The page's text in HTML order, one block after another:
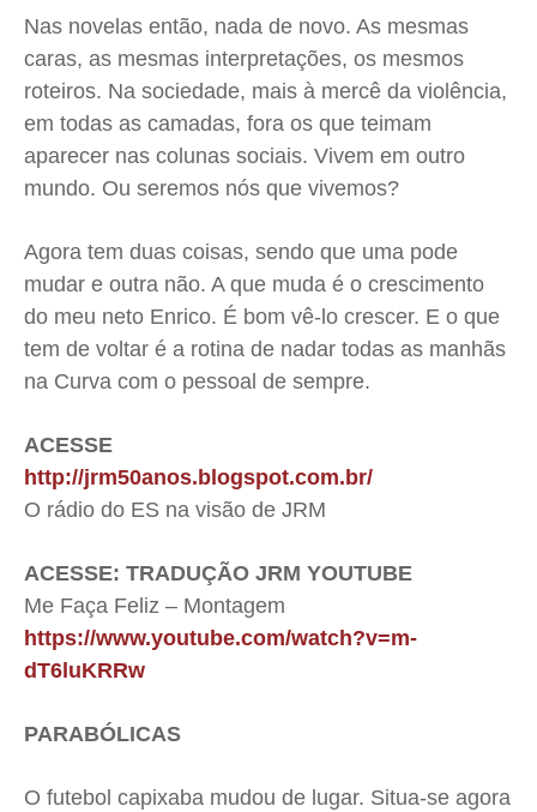
Nas novelas então, nada de novo. As mesmas
caras, as mesmas interpretações, os mesmos
roteiros. Na sociedade, mais à mercê da violência,
em todas as camadas, fora os que teimam
aparecer nas colunas sociais. Vivem em outro
mundo. Ou seremos nós que vivemos?
Agora tem duas coisas, sendo que uma pode
mudar e outra não. A que muda é o crescimento
do meu neto Enrico. É bom vê-lo crescer. E o que
tem de voltar é a rotina de nadar todas as manhãs
na Curva com o pessoal de sempre.
ACESSE
http://jrm50anos.blogspot.com.br/
O rádio do ES na visão de JRM
ACESSE: TRADUÇÃO JRM YOUTUBE
Me Faça Feliz – Montagem
https://www.youtube.com/watch?v=m-
dT6luKRRw
PARABÓLICAS
O futebol capixaba mudou de lugar. Situa-se agora